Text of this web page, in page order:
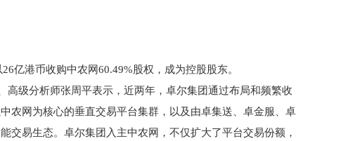
亿港币收购中农网60.49%股权，成为控股股东。
级分析师张周平表示，近两年，卓尔集团通过布局和频繁收
农网为核心的垂直交易平台集群，以及由卓集送、卓金服、卓
交易生态。卓尔集团入主中农网，不仅扩大了平台交易份额，